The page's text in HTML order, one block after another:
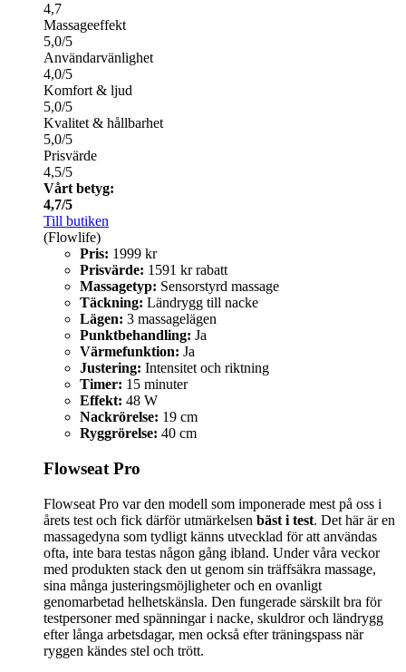
4,7
Massageeffekt
5,0/5
Användarvänlighet
4,0/5
Komfort & ljud
5,0/5
Kvalitet & hållbarhet
5,0/5
Prisvärde
4,5/5
Vårt betyg:
4,7/5
Till butiken
(Flowlife)
Pris: 1999 kr
Prisvärde: 1591 kr rabatt
Massagetyp: Sensorstyrd massage
Täckning: Ländrygg till nacke
Lägen: 3 massagelägen
Punktbehandling: Ja
Värmefunktion: Ja
Justering: Intensitet och riktning
Timer: 15 minuter
Effekt: 48 W
Nackrörelse: 19 cm
Ryggrörelse: 40 cm
Flowseat Pro
Flowseat Pro var den modell som imponerade mest på oss i
årets test och fick därför utmärkelsen bäst i test. Det här är en
massagedyna som tydligt känns utvecklad för att användas
ofta, inte bara testas någon gång ibland. Under våra veckor
med produkten stack den ut genom sin träffsäkra massage,
sina många justeringsmöjligheter och en ovanligt
genomarbetad helhetskänsla. Den fungerade särskilt bra för
testpersoner med spänningar i nacke, skuldror och ländrygg
efter långa arbetsdagar, men också efter träningspass när
ryggen kändes stel och trött.